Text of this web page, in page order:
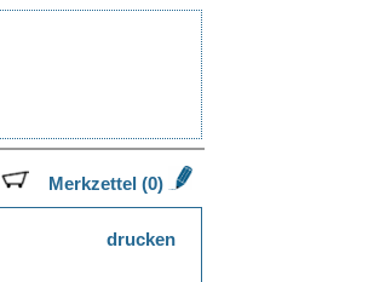
Merkzettel (0)
drucken